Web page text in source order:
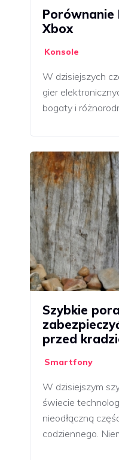
Xbox
Konsole
W dzisiejszych
gier
bogaty i
Szybkie
przed
Smartfony
W dzisiejszym
świecie
nieodłączną
codziennego.